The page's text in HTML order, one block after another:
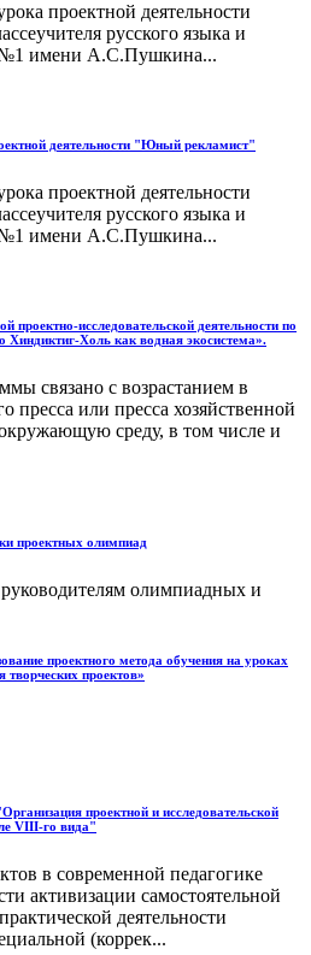
проектной деятельности
русского языка и
имени А.С.Пушкина...
деятельности "Юный рекламист"
проектной деятельности
русского языка и
имени А.С.Пушкина...
проектно-исследовательской деятельности по
Хиндиктиг-Холь как водная экосистема».
связано с возрастанием в
пресса или пресса хозяйственной
окружающую среду, в том числе и
проектных олимпиад
олимпиадных и
проектного метода обучения на уроках
творческих проектов»
проектной и исследовательской
VIII-го вида"
в современной педагогике
активизации самостоятельной
деятельности
(коррек...